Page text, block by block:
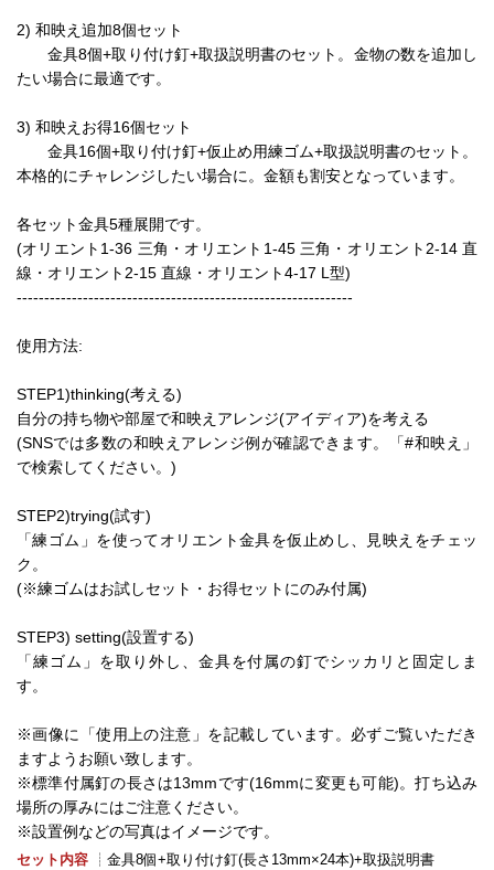
2) 和映え追加8個セット
金具8個+取り付け釘+取扱説明書のセット。金物の数を追加し
たい場合に最適です。
3) 和映えお得16個セット
金具16個+取り付け釘+仮止め用練ゴム+取扱説明書のセット。
本格的にチャレンジしたい場合に。金額も割安となっています。
各セット金具5種展開です。
(オリエント1-36 三角・オリエント1-45 三角・オリエント2-14 直
線・オリエント2-15 直線・オリエント4-17 L型)
-------------------------------------------------------------
使用方法:
STEP1)thinking(考える)
自分の持ち物や部屋で和映えアレンジ(アイディア)を考える
(SNSでは多数の和映えアレンジ例が確認できます。「#和映え」
で検索してください。)
STEP2)trying(試す)
「練ゴム」を使ってオリエント金具を仮止めし、見映えをチェッ
ク。
(※練ゴムはお試しセット・お得セットにのみ付属)
STEP3) setting(設置する)
「練ゴム」を取り外し、金具を付属の釘でシッカリと固定しま
す。
※画像に「使用上の注意」を記載しています。必ずご覧いただき
ますようお願い致します。
※標準付属釘の長さは13mmです(16mmに変更も可能)。打ち込み
場所の厚みにはご注意ください。
※設置例などの写真はイメージです。
セット内容 ┊金具8個+取り付け釘(長さ13mm×24本)+取扱説明書